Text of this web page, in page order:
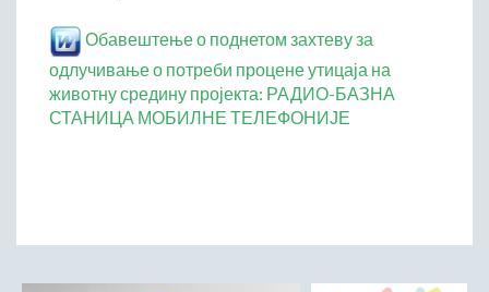
Пољопривреда
Шумарство
Индустрија
Грађевинарство
Угоститељство и туризам
Обавештење о поднетом захтеву за
одлучивање о потреби процене утицаја на
животну средину пројекта: РАДИО-БАЗНА
СТАНИЦА МОБИЛНЕ ТЕЛЕФОНИЈЕ